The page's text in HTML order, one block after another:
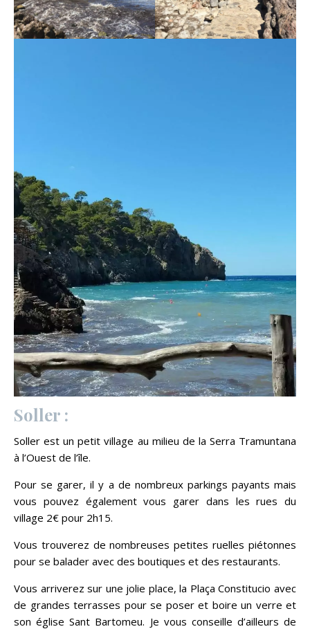
Soller :
Soller est un petit village au milieu de la Serra Tramuntana
à l’Ouest de l’île.
Pour se garer, il y a de nombreux parkings payants mais
vous pouvez également vous garer dans les rues du
village 2€ pour 2h15.
Vous trouverez de nombreuses petites ruelles piétonnes
pour se balader avec des boutiques et des restaurants.
Vous arriverez sur une jolie place, la Plaça Constitucio avec
de grandes terrasses pour se poser et boire un verre et
son église Sant Bartomeu. Je vous conseille d’ailleurs de